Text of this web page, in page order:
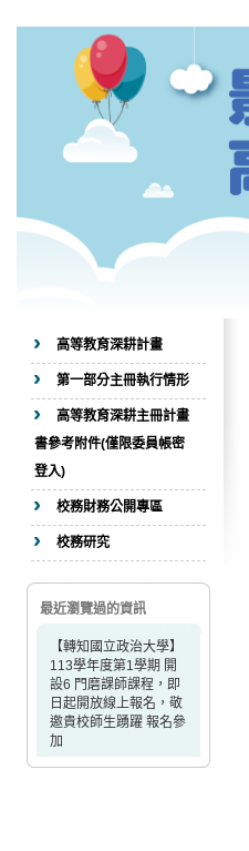
高等教育深耕計畫
第一部分主冊執行情形
高等教育深耕主冊計畫
書參考附件(僅限委員帳密
登入)
校務財務公開專區
校務研究
最近瀏覽過的資訊
【轉知國立政治大學】
113學年度第1學期 開
設6 門磨課師課程，即
日起開放線上報名，敬
邀貴校師生踴躍 報名參
加